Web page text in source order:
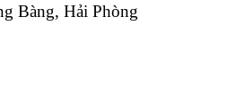
Bàng, Hải Phòng